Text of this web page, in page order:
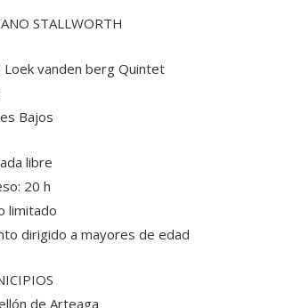
STALLWORTH
Loek vanden berg Quintet
Bajos
libre
20 h
limitado
dirigido a mayores de edad
de Arteaga